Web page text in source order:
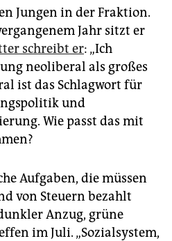
Jungen in der Fraktion.
Jahr sitzt er
schreibt er: „Ich
neoliberal als großes
ist das Schlagwort für
und
Wie passt das mit
Aufgaben, die müssen
von Steuern bezahlt
Anzug, grüne
im Juli. „Sozialsystem,